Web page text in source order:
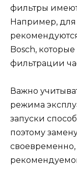
фильтры
Например,
Bosch,
фильтрации
Важно
режима
запуски
поэтому